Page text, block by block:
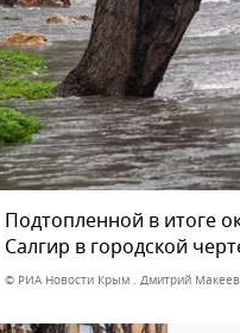
Подтопленной в итоге
Салгир в городской
© РИА Новости Крым . Дмитрий Макеев